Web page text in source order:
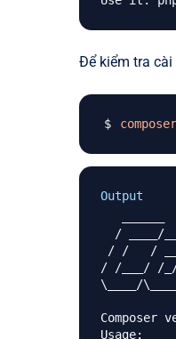
Để kiểm tra cài
composer
Output
/ /___/ /
\____/
Composer
Usage: